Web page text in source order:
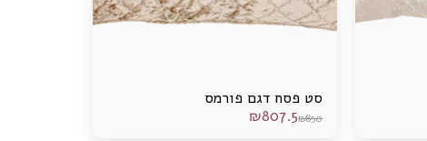
סט פסח דגם פורמס
₪850
₪807.5